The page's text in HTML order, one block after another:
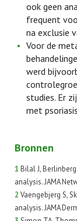
ook geen
frequent
na exclusie
Voor de
werd
studies. Er
met
Bronnen
1 Bilal J,
analysis. JAMA
2 Vaengebjerg S,
analysis. JAMA